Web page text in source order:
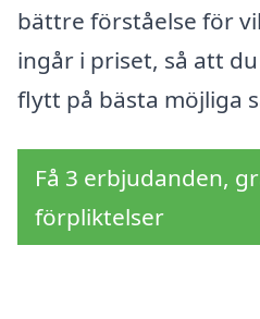
bättre förståelse för
ingår i priset, så att
flytt på bästa möjliga
Få 3 erbjudanden,
förpliktelser